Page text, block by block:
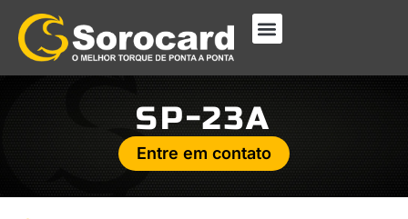
SP-23A
Entre em contato